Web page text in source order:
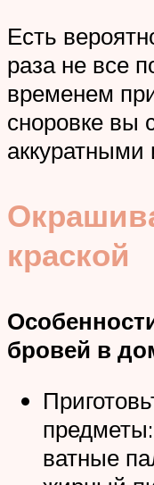
Есть
раза не все
временем
сноровке вы
краской
бровей в
предметы:
ватные